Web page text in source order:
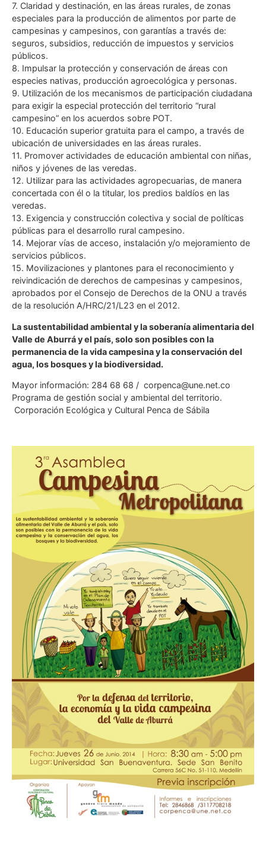
7. Claridad y destinación, en las áreas rurales, de zonas
especiales para la producción de alimentos por parte de
campesinas y campesinos, con garantías a través de:
seguros, subsidios, reducción de impuestos y servicios
públicos.
8. Impulsar la protección y conservación de áreas con
especies nativas, producción agroecológica y personas.
9. Utilización de los mecanismos de participación ciudadana
para exigir la especial protección del territorio “rural
campesino” en los acuerdos sobre POT.
10. Educación superior gratuita para el campo, a través de
ubicación de universidades en las áreas rurales.
11. Promover actividades de educación ambiental con niñas,
niños y jóvenes de las veredas.
12. Utilizar para las actividades agropecuarias, de manera
concertada con él o la titular, los predios baldíos en las
veredas.
13. Exigencia y construcción colectiva y social de políticas
públicas para el desarrollo rural campesino.
14. Mejorar vías de acceso, instalación y/o mejoramiento de
servicios públicos.
15. Movilizaciones y plantones para el reconocimiento y
reivindicación de derechos de campesinas y campesinos,
aprobados por el Consejo de Derechos de la ONU a través
de la resolución A/HRC/21/L23 en el 2012.
La sustentabilidad ambiental y la soberanía alimentaria del
Valle de Aburrá y el país, solo son posibles con la
permanencia de la vida campesina y la conservación del
agua, los bosques y la biodiversidad.
Mayor información: 284 68 68 / corpenca@une.net.co
Programa de gestión social y ambiental del territorio.
Corporación Ecológica y Cultural Penca de Sábila